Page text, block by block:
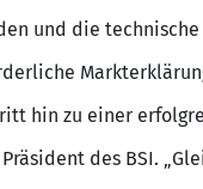
und die
hin zu einer
des BSI.